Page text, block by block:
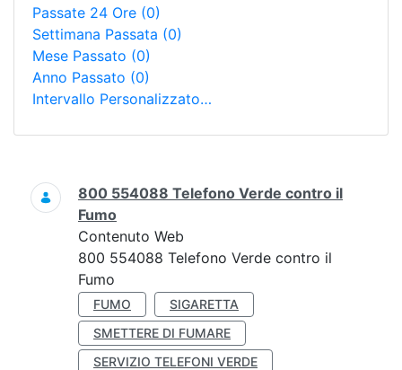
Passate 24 Ore (0)
Settimana Passata (0)
Mese Passato (0)
Anno Passato (0)
Intervallo Personalizzato…
Ricerca
800 554088 Telefono Verde contro il
Fumo
Contenuto Web
800 554088 Telefono Verde contro il
Fumo
FUMO
SIGARETTA
SMETTERE DI FUMARE
SERVIZIO TELEFONI VERDE